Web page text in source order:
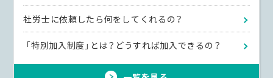
社労士に依頼したら何をしてくれるの？
「特別加入制度」とは？どうすれば加入できるの？